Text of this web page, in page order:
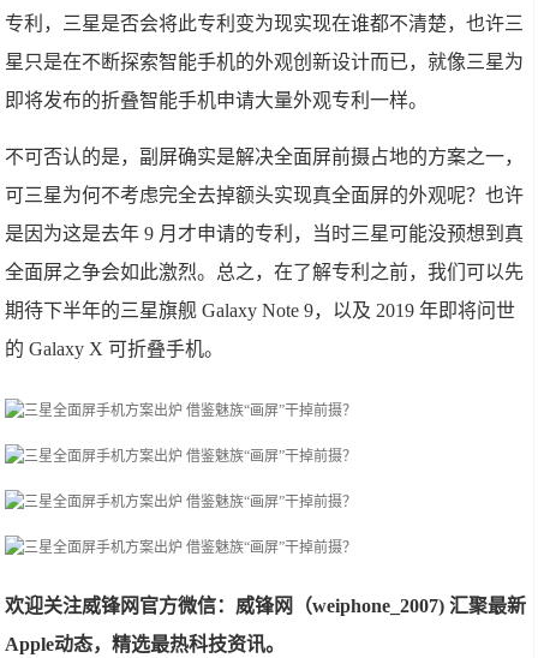
专利，三星是否会将此专利变为现实现在谁都不清楚，也许三
星只是在不断探索智能手机的外观创新设计而已，就像三星为
即将发布的折叠智能手机申请大量外观专利一样。
不可否认的是，副屏确实是解决全面屏前摄占地的方案之一，
可三星为何不考虑完全去掉额头实现真全面屏的外观呢？也许
是因为这是去年 9 月才申请的专利，当时三星可能没预想到真
全面屏之争会如此激烈。总之，在了解专利之前，我们可以先
期待下半年的三星旗舰 Galaxy Note 9，以及 2019 年即将问世
的 Galaxy X 可折叠手机。
欢迎关注威锋网官方微信：威锋网（weiphone_2007) 汇聚最新
Apple动态，精选最热科技资讯。